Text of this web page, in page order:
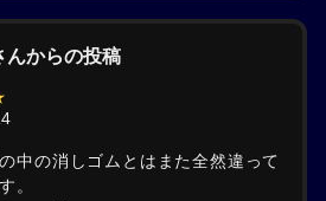
んからの投稿
中の消しゴムとはまた全然違って
。